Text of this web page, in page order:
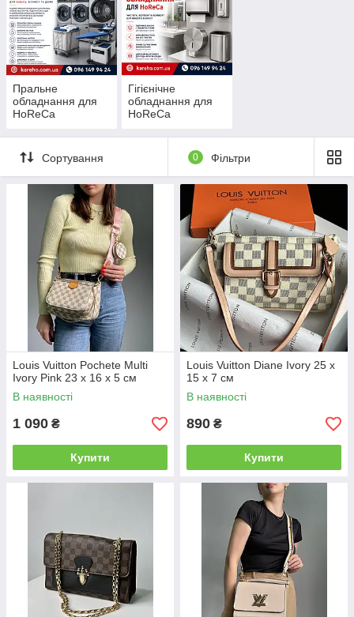
Пральне
обладнання для
HoReCa
Гігієнічне
обладнання для
HoReCa
Сортування 0 Фільтри
Louis Vuitton Pochete Multi
Ivory Pink 23 х 16 х 5 см
В наявності
1 090 ₴
Купити
Louis Vuitton Diane Ivory 25 x
15 x 7 см
В наявності
890 ₴
Купити